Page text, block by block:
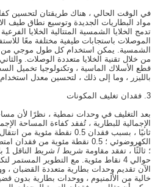
في الوقت الحالي ، هناك طريقتان لتحسين
مواد البطاريات الجديدة وتوسيع نطاق طيف
تدمج الخلايا الشمسية المتتالية الخلايا
الموصلات باستجابات طيفية مختلفة معًا
الشمسية. يمكن استخدام كل طول موجي من
من خلال تقنية الخلايا متعددة الوصلات.
قطع الأسلاك الماسية ، وتكنولوجيا تخميل
بالليزر ، وما إلى ذلك ، لتحسين معدل
3. فقدان تغليف المكونات
بعد التغليف في وحدات نمطية ، نظرًا لأن
الإجمالية للبطارية ، تُفقد كفاءة المساحة
ثانيًا ، بسبب فقدان 0.5 نقطة
؛
حوالي 4 نقاط مئوية. مع التطوير المستمر
الآن تقديم وحدات بطارية متعددة القضبان ،